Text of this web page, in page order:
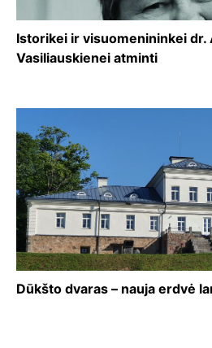
Istorikei ir visuomenininkei dr.
Vasiliauskienei atminti
Dūkšto dvaras – nauja erdvė